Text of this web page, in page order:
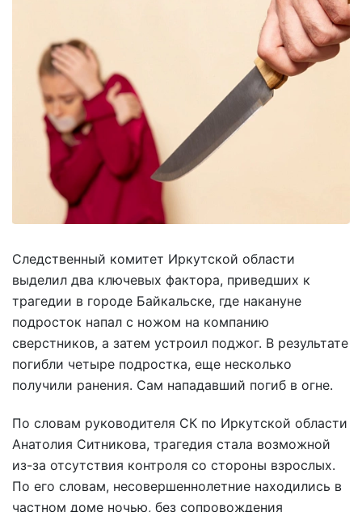
Следственный комитет Иркутской области
выделил два ключевых фактора, приведших к
трагедии в городе Байкальске, где накануне
подросток напал с ножом на компанию
сверстников, а затем устроил поджог. В результате
погибли четыре подростка, еще несколько
получили ранения. Сам нападавший погиб в огне.
По словам руководителя СК по Иркутской области
Анатолия Ситникова, трагедия стала возможной
из-за отсутствия контроля со стороны взрослых.
По его словам, несовершеннолетние находились в
частном доме ночью, без сопровождения